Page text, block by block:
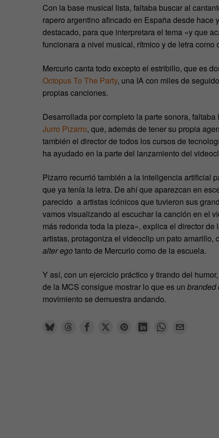
Con la base musical lista, faltaba buscar al
rapero argentino afincado en España desde
destacado, para que interpretara el tema «y que
funcionara a nivel musical, rítmico y de letra
Mercurio canta todo excepto el estribillo, que es
Octopus To The Party, una IA con miles de
propias canciones.
Desarrollada por completo la parte sonora,
Jurro Pizarro, que, además de tener su propia
también el director de todos los cursos de
ha ayudado en la parte del lanzamiento del
Pizarro recurrió también a la inteligencia artificial
que ya tenía la letra. De ahí que aparezcan en
parecido a artistas icónicos que tuvieron sus
vamos visualizando al escuchar la canción en el
más redonda toda la pieza», explica el director
artistas, protagoniza el videoclip un pato amarillo,
alter egotanto de Mercurio como de la escuela.
Y así, con un ejercicio práctico y tirando del
de la MCS consigue mostrar lo que es un branded
movimiento se demuestra andando.